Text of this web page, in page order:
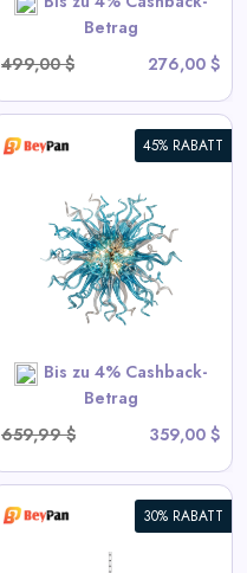
Betrag
499,00 $
276,00 $
45% RABATT
Bis zu 4% Cashback-
Betrag
659,99 $
359,00 $
30% RABATT